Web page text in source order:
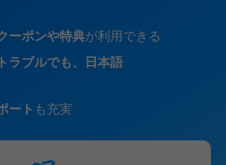
ーポンや特典が利用できる
ラブルでも、日本語
ート も充実